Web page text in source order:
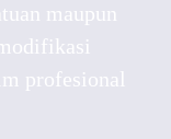
maupun
profesional